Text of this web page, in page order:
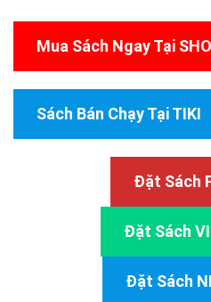
Mua Sách Ngay Tại
Sách Bán Chạy Tại TIKI
Đặt Sách
Đặt Sách
Đặt Sách